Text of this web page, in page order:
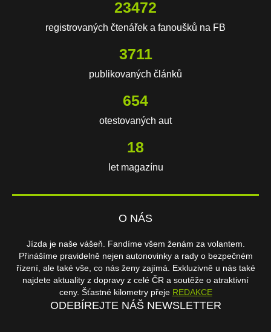
23472
registrovaných čtenářek a fanoušků na FB
3711
publikovaných článků
654
otestovaných aut
18
let magazínu
O NÁS
Jízda je naše vášeň. Fandíme všem ženám za volantem.
Přinášíme pravidelně nejen autonovinky a rady o bezpečném
řízení, ale také vše, co nás ženy zajímá. Exkluzivně u nás také
najdete aktuality z dopravy z celé ČR a soutěže o atraktivní
ceny. Šťastné kilometry přeje REDAKCE
ODEBÍREJTE NÁŠ NEWSLETTER